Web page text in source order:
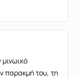
παρακμή του, τη